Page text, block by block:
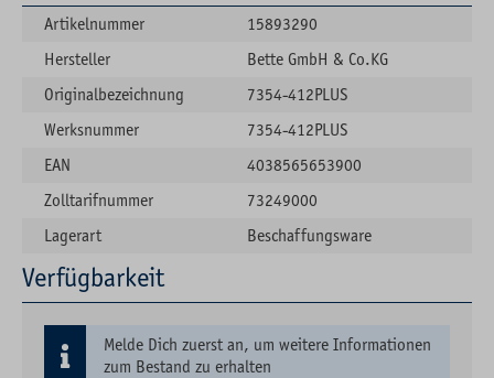
Artikelnummer
15893290
Hersteller
Bette GmbH & Co.KG
Originalbezeichnung
7354-412PLUS
Werksnummer
7354-412PLUS
EAN
4038565653900
Zolltarifnummer
73249000
Lagerart
Beschaffungsware
Verfügbarkeit
Melde Dich zuerst an, um weitere Informationen
zum Bestand zu erhalten